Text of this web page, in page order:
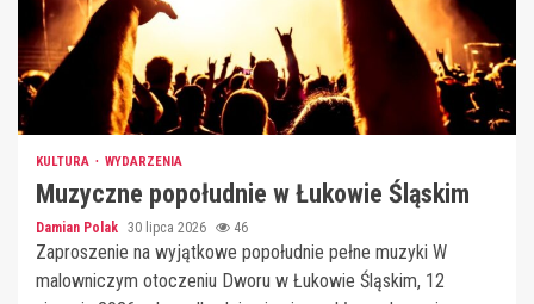
KULTURA WYDARZENIA
Muzyczne popołudnie w Łukowie Śląskim
Damian Polak 30 lipca 2026 46
Zaproszenie na wyjątkowe popołudnie pełne muzyki W
malowniczym otoczeniu Dworu w Łukowie Śląskim, 12